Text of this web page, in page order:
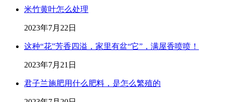
米竹黄叶怎么处理
2023年7月22日
这种“花”芳香四溢，家里有盆“它”，满屋香喷喷！
2023年7月21日
君子兰施肥用什么肥料，是怎么繁殖的